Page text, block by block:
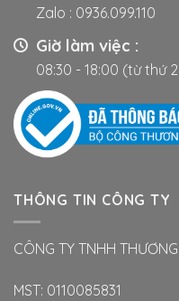
Zalo : 0936.099.110
Giờ làm việc :
08:30 - 18:00 (từ thứ
THÔNG TIN CÔNG TY
CÔNG TY TNHH
MST: 0110085831